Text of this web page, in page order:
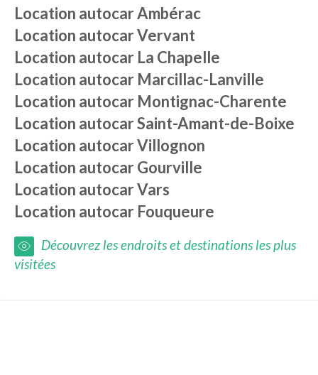
Location autocarAmbérac
Location autocarVervant
Location autocar La Chapelle
Location autocar Marcillac-Lanville
Location autocar Montignac-Charente
Location autocarSaint-Amant-de-Boixe
Location autocarVillognon
Location autocarGourville
Location autocarVars
Location autocar Fouqueure
Découvrez les endroits et destinations les plus
visitées